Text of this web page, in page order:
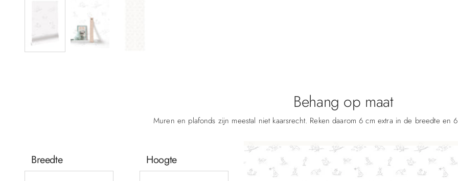
Behang op maat
Muren en plafonds zijn meestal niet kaarsrecht. Reken daarom 6 cm extra in de breedte en
Breedte Hoogte